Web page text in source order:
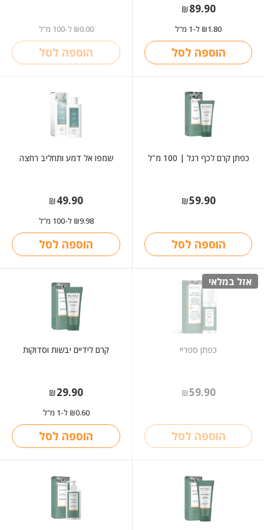
₪89.90
₪1.80 ל-1 מ"ל
הוספה לסל
₪0.00 ל-100 מ"ל
הוספה לסל
כפתן קרם לכף רגל | 100 מ"ל
₪59.90
הוספה לסל
שמפו אל דמע ותחליב רחצה
₪49.90
₪9.98 ל-100 מ"ל
הוספה לסל
אזל במלאי
כפתן ספריי
₪59.90
הוספה לסל
קרם לידיים יבשות וסדוקות
₪29.90
₪0.60 ל-1 מ"ל
הוספה לסל